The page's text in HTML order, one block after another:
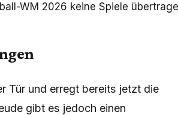
WM 2026 keine Spiele
Tür und erregt bereits jetzt die
gibt es jedoch einen